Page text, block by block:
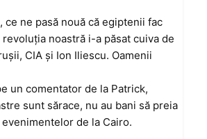
ce ne pasă nouă că egiptenii fac
noastră i-a păsat cuiva de
CIA şi Ion Iliescu. Oamenii
un comentator de la Patrick,
sunt sărace, nu au bani să preia
de la Cairo.